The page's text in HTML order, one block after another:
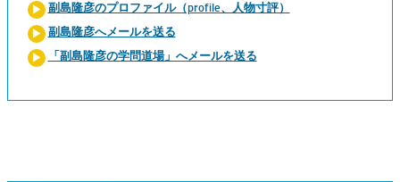
副島隆彦のプロファイル（profile、人物寸評）
副島隆彦へメールを送る
「副島隆彦の学問道場」へメールを送る